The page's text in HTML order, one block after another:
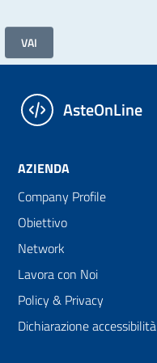
VAI
AsteOnLine
AZIENDA
Company Profile
Obiettivo
Network
Lavora con Noi
Policy & Privacy
Dichiarazione accessibilità